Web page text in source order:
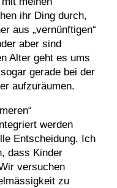
ihr Ding durch,
aus „vernünftigen“
aber sind
Alter geht es ums
gerade bei der
aufzuräumen.
werden
Entscheidung. Ich
dass Kinder
versuchen
zu